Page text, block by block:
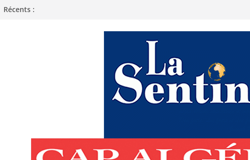
Récents :